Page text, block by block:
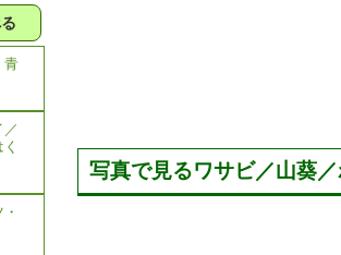
写真で見るワサビ／山葵
青
／